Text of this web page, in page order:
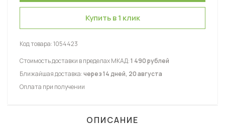
Купить в 1 клик
Код товара:1054423
Стоимость доставки в пределах МКАД:1 490 рублей
Ближайшая доставка:через 14 дней, 20 августа
Оплата при получении
ОПИСАНИЕ